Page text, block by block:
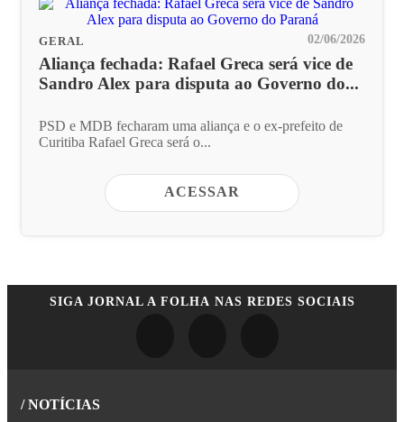
GERAL 02/06/2026
Aliança fechada: Rafael Greca será vice de
Sandro Alex para disputa ao Governo do...
PSD e MDB fecharam uma aliança e o ex-prefeito de
Curitiba Rafael Greca será o...
ACESSAR
SIGA JORNAL A FOLHA NAS REDES SOCIAIS
/ NOTÍCIAS